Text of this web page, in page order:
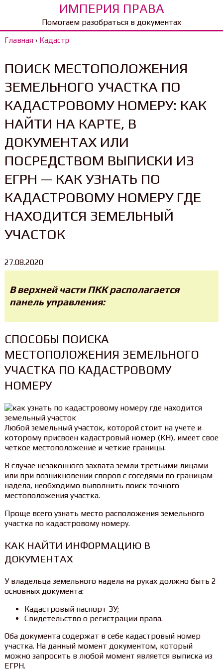
ИМПЕРИЯ ПРАВА
Помогаем разобраться в документах
Главная› Кадастр
ПОИСК МЕСТОПОЛОЖЕНИЯ
ЗЕМЕЛЬНОГО УЧАСТКА ПО
КАДАСТРОВОМУ НОМЕРУ: КАК
НАЙТИ НА КАРТЕ, В
ДОКУМЕНТАХ ИЛИ
ПОСРЕДСТВОМ ВЫПИСКИ ИЗ
ЕГРН — КАК УЗНАТЬ ПО
КАДАСТРОВОМУ НОМЕРУ ГДЕ
НАХОДИТСЯ ЗЕМЕЛЬНЫЙ
УЧАСТОК
27.08.2020
В верхней части ПКК располагается
панель управления:
СПОСОБЫ ПОИСКА
МЕСТОПОЛОЖЕНИЯ ЗЕМЕЛЬНОГО
УЧАСТКА ПО КАДАСТРОВОМУ
НОМЕРУ
Любой земельный участок, которой стоит на учете и
которому присвоен кадастровый номер (КН), имеет свое
четкое местоположение и четкие границы.
В случае незаконного захвата земли третьими лицами
или при возникновении споров с соседями по границам
надела, необходимо выполнить поиск точного
местоположения участка.
Проще всего узнать место расположения земельного
участка по кадастровому номеру.
КАК НАЙТИ ИНФОРМАЦИЮ В
ДОКУМЕНТАХ
У владельца земельного надела на руках должно быть 2
основных документа:
Кадастровый паспорт ЗУ;
Свидетельство о регистрации права.
Оба документа содержат в себе кадастровый номер
участка. На данный момент документом, который
можно запросить в любой момент является выписка из
ЕГРН.